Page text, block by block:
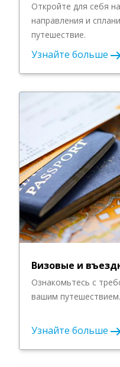
Откройте для себя
направления и
путешествие.
Узнайте больше
Визовые и
Ознакомьтесь с
вашим путешествием.
Узнайте больше